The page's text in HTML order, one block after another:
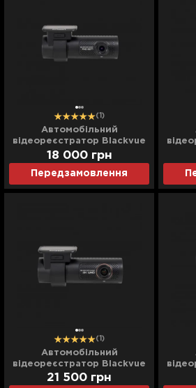
(1)
Автомобільний
відеореєстратор Blackvue
(DR770X-1CH) (UA)
Передзамовлення
18 000 грн
(1)
Автомобільний
відеореєстратор Blackvue
(DR970X-1CH) (UA)
21 500 грн